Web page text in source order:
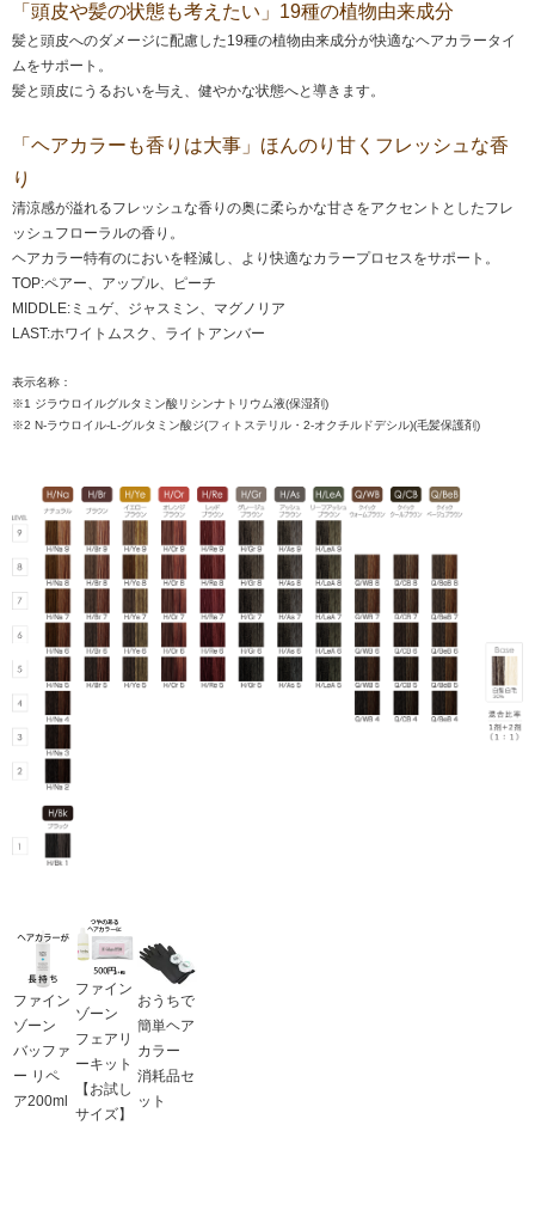
「頭皮や髪の状態も考えたい」19種の植物由来成分
髪と頭皮へのダメージに配慮した19種の植物由来成分が快適なヘアカラータイ
ムをサポート。
髪と頭皮にうるおいを与え、健やかな状態へと導きます。
「ヘアカラーも香りは大事」ほんのり甘くフレッシュな香
り
清涼感が溢れるフレッシュな香りの奥に柔らかな甘さをアクセントとしたフレ
ッシュフローラルの香り。
ヘアカラー特有のにおいを軽減し、より快適なカラープロセスをサポート。
TOP:ペアー、アップル、ピーチ
MIDDLE:ミュゲ、ジャスミン、マグノリア
LAST:ホワイトムスク、ライトアンバー
表示名称：
※1 ジラウロイルグルタミン酸リシンナトリウム液(保湿剤)
※2 N-ラウロイル-L-グルタミン酸ジ(フィトステリル・2-オクチルドデシル)(毛髪保護剤)
ファイン
ゾーン
バッファ
ー リペ
ア200ml
ファイン
ゾーン
フェアリ
ーキット
【お試し
サイズ】
おうちで
簡単ヘア
カラー
消耗品セ
ット